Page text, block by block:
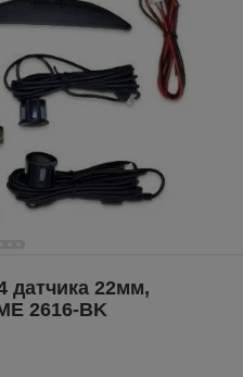
датчика 22мм,
2616-BK